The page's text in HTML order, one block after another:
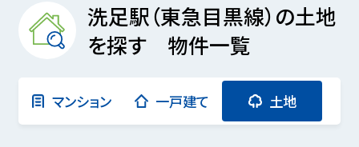
洗足駅（東急目黒線）の土地
を探す 物件一覧
マンション 一戸建て 土地